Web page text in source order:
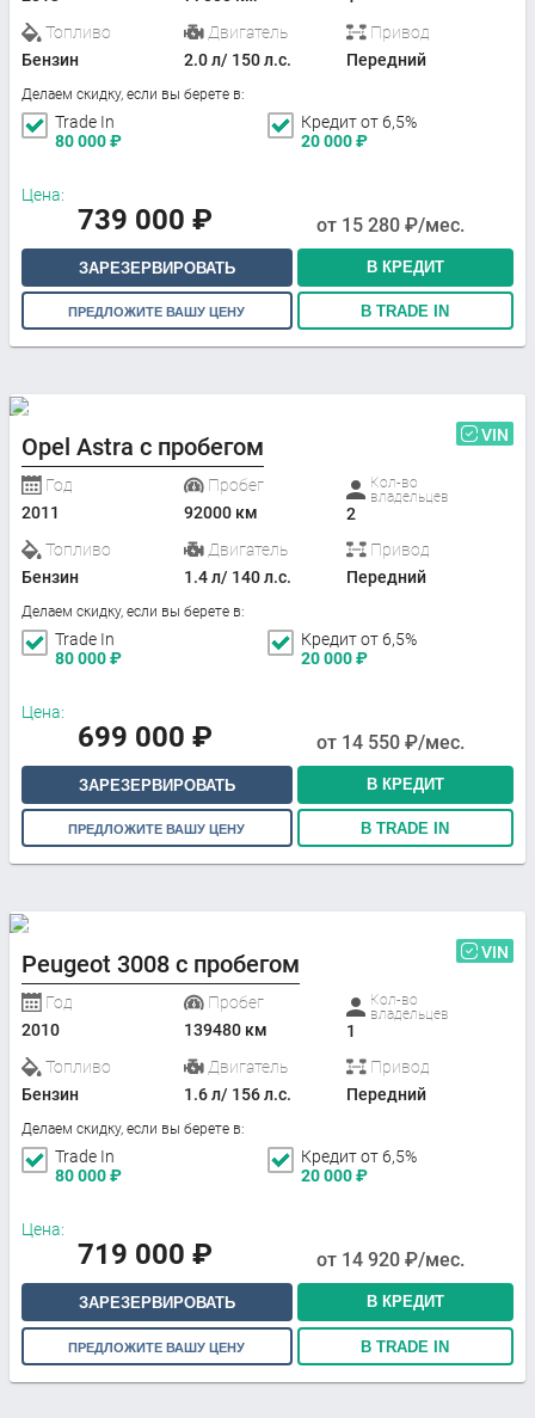
Топливо
Бензин
Двигатель
2.0 л/ 150 л.с.
Привод
Передний
Делаем скидку, если вы берете в:
Trade In
80 000₽
Кредит от 6,5%
20 000₽
Цена:
739 000 ₽ от 15 280 ₽/мес.
ЗАРЕЗЕРВИРОВАТЬ В КРЕДИТ
ПРЕДЛОЖИТЕ ВАШУ ЦЕНУ В TRADE IN
Opel Astra с пробегом VIN
Год
2011
Пробег
92000 км
Кол-во
владельцев
2
Топливо
Бензин
Двигатель
1.4 л/ 140 л.с.
Привод
Передний
Делаем скидку, если вы берете в:
Trade In
80 000₽
Кредит от 6,5%
20 000₽
Цена:
699 000 ₽ от 14 550 ₽/мес.
ЗАРЕЗЕРВИРОВАТЬ В КРЕДИТ
ПРЕДЛОЖИТЕ ВАШУ ЦЕНУ В TRADE IN
Peugeot 3008 с пробегом VIN
Год
2010
Пробег
139480 км
Кол-во
владельцев
1
Топливо
Бензин
Двигатель
1.6 л/ 156 л.с.
Привод
Передний
Делаем скидку, если вы берете в:
Trade In
80 000₽
Кредит от 6,5%
20 000₽
Цена:
719 000 ₽ от 14 920 ₽/мес.
ЗАРЕЗЕРВИРОВАТЬ В КРЕДИТ
ПРЕДЛОЖИТЕ ВАШУ ЦЕНУ В TRADE IN